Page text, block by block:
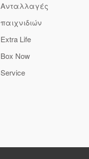
Ανταλλαγές
παιχνιδιών
Extra Life
Box Now
Service